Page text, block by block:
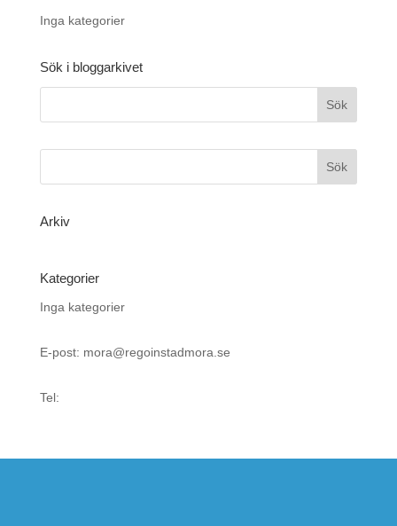
Inga kategorier
Sök i bloggarkivet
Arkiv
Kategorier
Inga kategorier
E-post: mora@regoinstadmora.se
Tel: